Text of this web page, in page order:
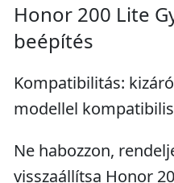
Honor 200 Lite
beépítés
Kompatibilitás:
modellel
Ne habozzon,
visszaállítsa Honor